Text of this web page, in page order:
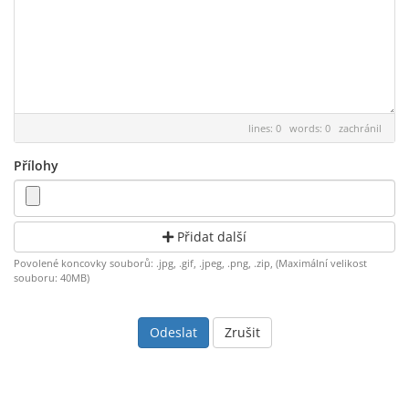
lines: 0 words: 0 zachránil
Přílohy
Přidat další
Povolené koncovky souborů: .jpg, .gif, .jpeg, .png, .zip, (Maximální velikost
souboru: 40MB)
Zrušit